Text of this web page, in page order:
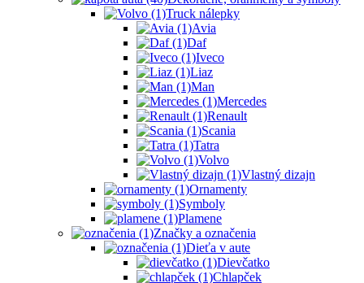
Truck nálepky
Avia
Daf
Iveco
Liaz
Man
Mercedes
Renault
Scania
Tatra
Volvo
Vlastný dizajn
Ornamenty
Symboly
Plamene
Značky a označenia
Dieťa v aute
Dievčatko
Chlapček